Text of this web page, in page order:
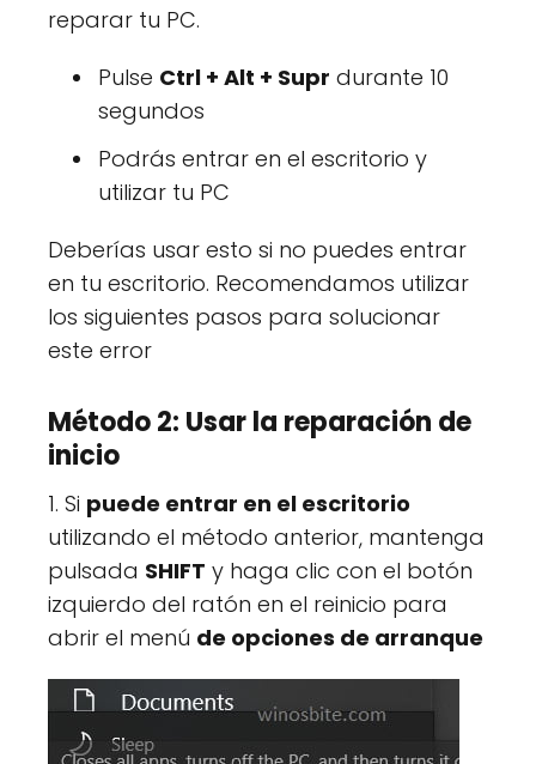
reparar tu PC.
Pulse Ctrl + Alt + Supr durante 10
segundos
Podrás entrar en el escritorio y
utilizar tu PC
Deberías usar esto si no puedes entrar
en tu escritorio. Recomendamos utilizar
los siguientes pasos para solucionar
este error
Método 2: Usar la reparación de
inicio
1. Si puede entrar en el escritorio
utilizando el método anterior, mantenga
pulsada SHIFT y haga clic con el botón
izquierdo del ratón en el reinicio para
abrir el menú de opciones de arranque